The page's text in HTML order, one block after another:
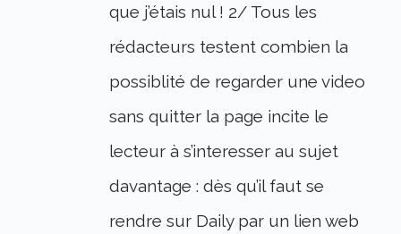
que j’étais nul ! 2/ Tous les
rédacteurs testent combien la
possiblité de regarder une video
sans quitter la page incite le
lecteur à s’interesser au sujet
davantage : dès qu’il faut se
rendre sur Daily par un lien web